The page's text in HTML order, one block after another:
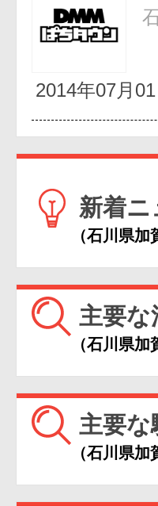
2014年07月01
新着ニ
（石川県加
主要な
（石川県加
主要な
（石川県加